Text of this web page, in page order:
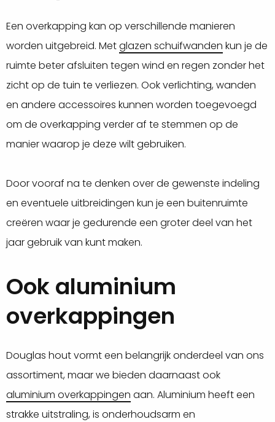
Een overkapping kan op verschillende manieren
worden uitgebreid. Metglazen schuifwanden kun je de
ruimte beter afsluiten tegen wind en regen zonder het
zicht op de tuin te verliezen. Ook verlichting, wanden
en andere accessoires kunnen worden toegevoegd
om de overkapping verder af te stemmen op de
manier waarop je deze wilt gebruiken.
Door vooraf na te denken over de gewenste indeling
en eventuele uitbreidingen kun je een buitenruimte
creëren waar je gedurende een groter deel van het
jaar gebruik van kunt maken.
Ook aluminium
overkappingen
Douglas hout vormt een belangrijk onderdeel van ons
assortiment, maar we bieden daarnaast ook
aluminium overkappingen aan. Aluminium heeft een
strakke uitstraling, is onderhoudsarm en